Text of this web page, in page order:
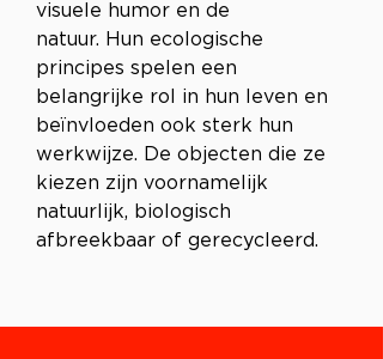
visuele humor en de
natuur. Hun ecologische
principes spelen een
belangrijke rol in hun leven en
beïnvloeden ook sterk hun
werkwijze. De objecten die ze
kiezen zijn voornamelijk
natuurlijk, biologisch
afbreekbaar of gerecycleerd.